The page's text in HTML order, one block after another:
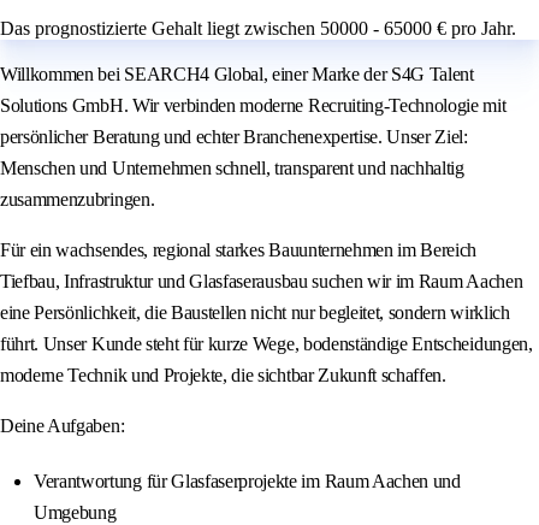
Das prognostizierte Gehalt liegt zwischen 50000 - 65000 € pro Jahr.
Willkommen bei SEARCH4 Global, einer Marke der S4G Talent
Solutions GmbH. Wir verbinden moderne Recruiting-Technologie mit
persönlicher Beratung und echter Branchenexpertise. Unser Ziel:
Menschen und Unternehmen schnell, transparent und nachhaltig
zusammenzubringen.
Für ein wachsendes, regional starkes Bauunternehmen im Bereich
Tiefbau, Infrastruktur und Glasfaserausbau suchen wir im Raum Aachen
eine Persönlichkeit, die Baustellen nicht nur begleitet, sondern wirklich
führt. Unser Kunde steht für kurze Wege, bodenständige Entscheidungen,
moderne Technik und Projekte, die sichtbar Zukunft schaffen.
Deine Aufgaben:
Verantwortung für Glasfaserprojekte im Raum Aachen und
Umgebung